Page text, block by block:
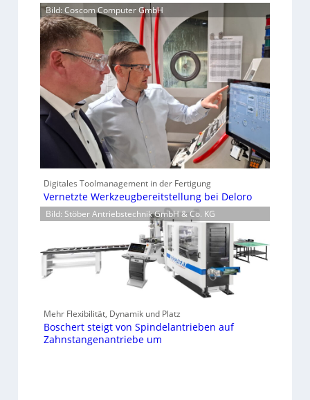
Bild: Coscom Computer GmbH
Digitales Toolmanagement in der Fertigung
Vernetzte Werkzeugbereitstellung bei Deloro
Bild: Stöber Antriebstechnik GmbH & Co. KG
Mehr Flexibilität, Dynamik und Platz
Boschert steigt von Spindelantrieben auf
Zahnstangenantriebe um